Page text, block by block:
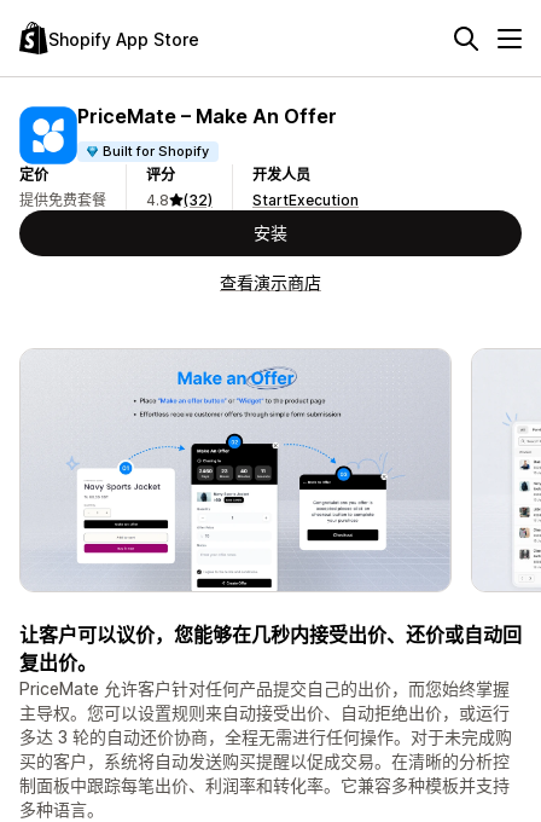
Shopify App Store
PriceMate – Make An Offer
Built for Shopify
定价
提供免费套餐
评分
4.8
(32)
开发人员
StartExecution
安装
查看演示商店
让客户可以议价，您能够在几秒内接受出价、还价或自动回
复出价。
PriceMate 允许客户针对任何产品提交自己的出价，而您始终掌握
主导权。您可以设置规则来自动接受出价、自动拒绝出价，或运行
多达 3 轮的自动还价协商，全程无需进行任何操作。对于未完成购
买的客户，系统将自动发送购买提醒以促成交易。在清晰的分析控
制面板中跟踪每笔出价、利润率和转化率。它兼容多种模板并支持
多种语言。